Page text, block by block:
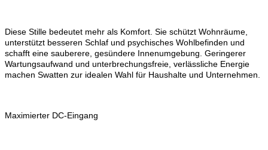
Diese Stille bedeutet mehr als Komfort. Sie schützt Wohnräume,
unterstützt besseren Schlaf und psychisches Wohlbefinden und
schafft eine sauberere, gesündere Innenumgebung. Geringerer
Wartungsaufwand und unterbrechungsfreie, verlässliche Energie
machen Swatten zur idealen Wahl für Haushalte und Unternehmen.
Maximierter DC-Eingang